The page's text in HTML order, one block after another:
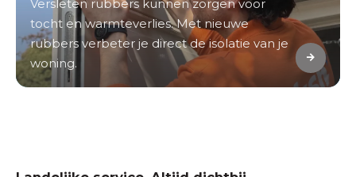
Versleten rubbers kunnen zorgen voor
tocht en warmteverlies. Met nieuwe
rubbers verbeter je direct de isolatie van je
woning.